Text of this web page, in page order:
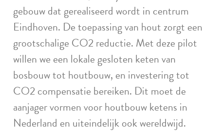
gebouw dat gerealiseerd wordt in centrum
Eindhoven. De toepassing van hout zorgt een
grootschalige CO2 reductie. Met deze pilot
willen we een lokale gesloten keten van
bosbouw tot houtbouw, en investering tot
CO2 compensatie bereiken. Dit moet de
aanjager vormen voor houtbouw ketens in
Nederland en uiteindelijk ook wereldwijd.